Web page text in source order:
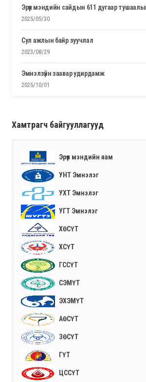
эрүүл мэндийн сайдын 611 дугаар
2025/05/30
сул ажлын байр зуучлал
2023/08/29
эмнэлзүйн заавар удирдамж
2025/10/01
Хамтрагч байгууллагууд
Эрүүл мэндийн яам
УНТ Эмнэлэг
УХТ Эмнэлэг
УГТ Эмнэлэг
ХӨСҮТ
ХСҮТ
ГССҮТ
СЭМҮТ
ЭХЭМҮТ
АӨСҮТ
ЗӨСҮТ
ГҮТ
ЦССҮТ